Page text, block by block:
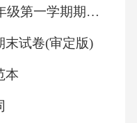
贞丰县2027届数学六年级第一学期期末学业水平测试试题含解析
末试卷(审定版)
本